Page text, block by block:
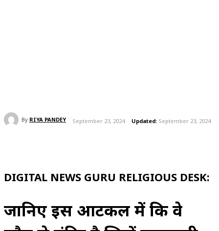
By RIYA PANDEY September 23, 2024 Updated: September 23, 2024
DIGITAL NEWS GURU RELIGIOUS DESK:
जानिए इस आर्टिकल में कि वे